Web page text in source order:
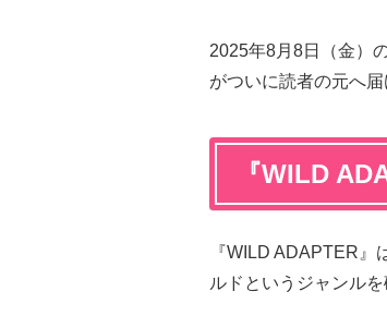
2025年8月8日（金）
がついに読者の元へ届
『WILD
『WILD ADAPTER』
ルドというジャンル